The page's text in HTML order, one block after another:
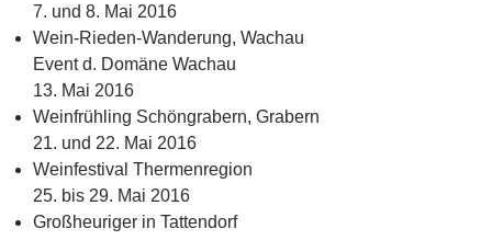
7. und 8. Mai 2016
Wein-Rieden-Wanderung, Wachau
Event d. Domäne Wachau
13. Mai 2016
Weinfrühling Schöngrabern, Grabern
21. und 22. Mai 2016
Weinfestival Thermenregion
25. bis 29. Mai 2016
Großheuriger in Tattendorf